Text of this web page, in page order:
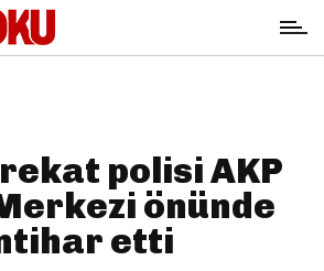
polisi AKP
önünde
etti